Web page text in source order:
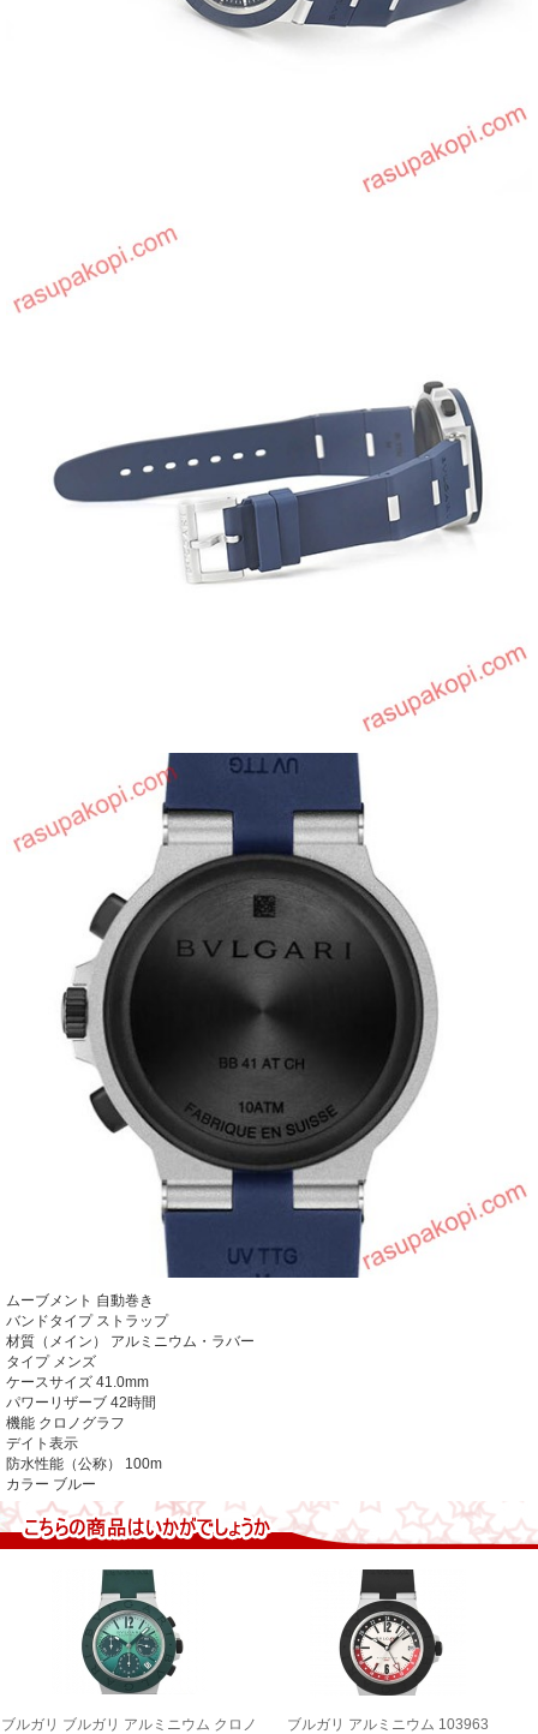
ムーブメント 自動巻き
バンドタイプ ストラップ
材質（メイン） アルミニウム・ラバー
タイプ メンズ
ケースサイズ 41.0mm
パワーリザーブ 42時間
機能 クロノグラフ
デイト表示
防水性能（公称） 100m
カラー ブルー
ブルガリ ブルガリ アルミニウム クロノ
ブルガリ アルミニウム 103963